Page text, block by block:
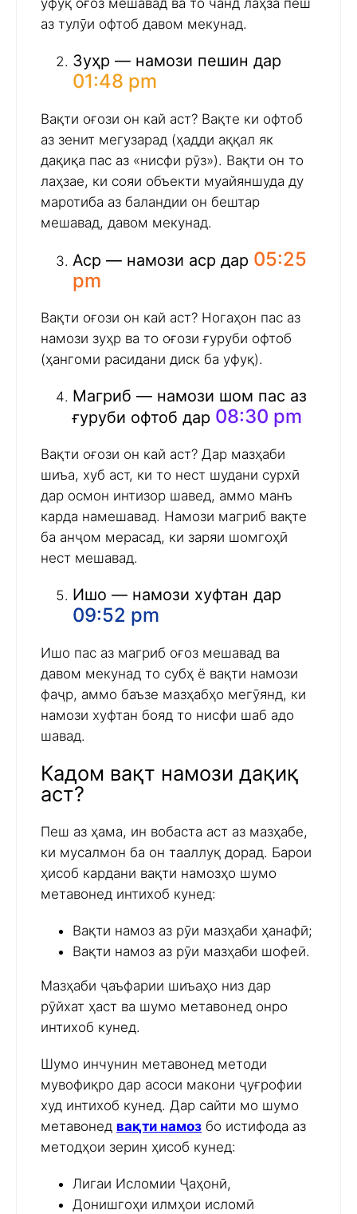
аз тулӯи офтоб давом мекунад.
Зуҳр — намози пешин дар
01:48 pm
Вақти оғози он кай аст? Вақте ки офтоб
аз зенит мегузарад (ҳадди аққал як
дақиқа пас аз «нисфи рӯз»). Вақти он то
лаҳзае, ки сояи объекти муайяншуда ду
маротиба аз баландии он бештар
мешавад, давом мекунад.
Аср — намози аср дар 05:25
pm
Вақти оғози он кай аст? Ногаҳон пас аз
намози зуҳр ва то оғози ғуруби офтоб
(ҳангоми расидани диск ба уфуқ).
Магриб — намози шом пас аз
ғуруби офтоб дар 08:30 pm
Вақти оғози он кай аст? Дар мазҳаби
шиъа, хуб аст, ки то нест шудани сурхӣ
дар осмон интизор шавед, аммо манъ
карда намешавад. Намози магриб вақте
ба анҷом мерасад, ки заряи шомгоҳӣ
нест мешавад.
Ишо — намози хуфтан дар
09:52 pm
Ишо пас аз магриб оғоз мешавад ва
давом мекунад то субҳ ё вақти намози
фаҷр, аммо баъзе мазҳабҳо мегӯянд, ки
намози хуфтан бояд то нисфи шаб адо
шавад.
Кадом вақт намози дақиқ
аст?
Пеш аз ҳама, ин вобаста аст аз мазҳабе,
ки мусалмон ба он тааллуқ дорад. Барои
ҳисоб кардани вақти намозҳо шумо
метавонед интихоб кунед:
Вақти намоз аз рӯи мазҳаби ҳанафӣ;
Вақти намоз аз рӯи мазҳаби шофеӣ.
Мазҳаби ҷаъфарии шиъаҳо низ дар
рӯйхат ҳаст ва шумо метавонед онро
интихоб кунед.
Шумо инчунин метавонед методи
мувофиқро дар асоси макони ҷуғрофии
худ интихоб кунед. Дар сайти мо шумо
метавонед вақти намоз бо истифода аз
методҳои зерин ҳисоб кунед:
Лигаи Исломии Ҷаҳонӣ,
Донишгоҳи илмҳои исломӣ